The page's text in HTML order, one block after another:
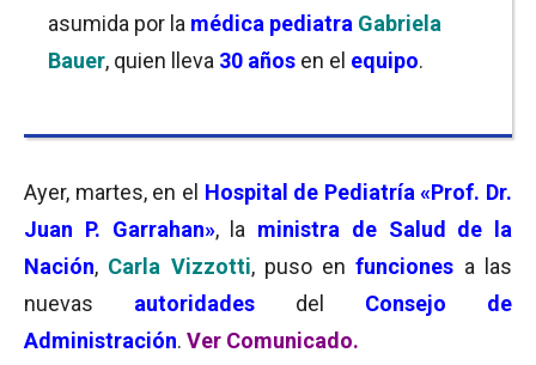
asumida por la médica pediatra Gabriela
Bauer, quien lleva 30 años en el equipo.
Ayer, martes, en el Hospital de Pediatría «Prof. Dr.
Juan P. Garrahan», la ministra de Salud de la
Nación, Carla Vizzotti, puso enfunciones a las
nuevas autoridades del Consejo de
Administración. Ver Comunicado.